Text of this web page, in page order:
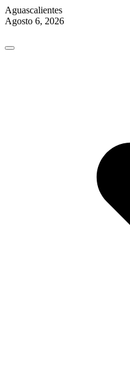
Aguascalientes
Agosto 6, 2026
content